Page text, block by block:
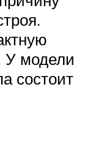
У модели
состоит